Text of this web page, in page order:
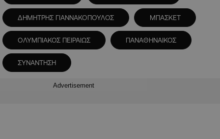
ΔΗΜΗΤΡΗΣ ΓΙΑΝΝΑΚΟΠΟΥΛΟΣ ΜΠΑΣΚΕΤ
ΟΛΥΜΠΙΑΚΟΣ ΠΕΙΡΑΙΩΣ ΠΑΝΑΘΗΝΑΙΚΟΣ
ΣΥΝΑΝΤΗΣΗ
Advertisement